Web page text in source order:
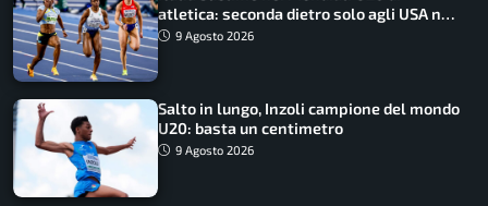
atletica: seconda dietro solo agli USA nel
medagliere
9 Agosto 2026
Salto in lungo, Inzoli campione del mondo
U20: basta un centimetro
9 Agosto 2026